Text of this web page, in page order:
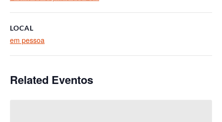
LOCAL
em pessoa
Related Eventos